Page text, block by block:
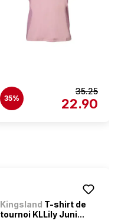
35%
35.25
22.90
Kingsland T-shirt de
tournoi KLLily Juni...